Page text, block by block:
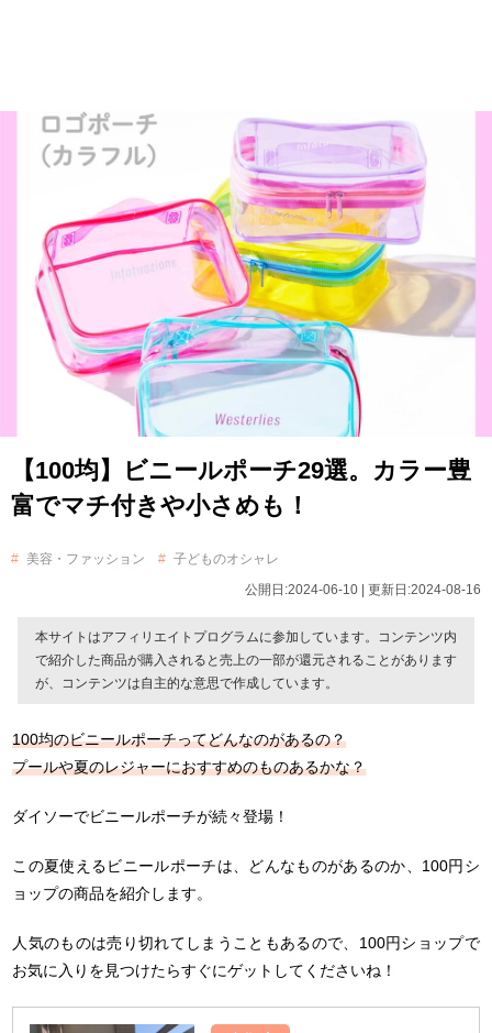
【100均】ビニールポーチ29選。カラー豊
富でマチ付きや小さめも！
美容・ファッション
子どものオシャレ
公開日:2024-06-10 | 更新日:2024-08-16
本サイトはアフィリエイトプログラムに参加しています。コンテンツ内
で紹介した商品が購入されると売上の一部が還元されることがあります
が、コンテンツは自主的な意思で作成しています。
100均のビニールポーチってどんなのがあるの？
プールや夏のレジャーにおすすめのものあるかな？
ダイソーでビニールポーチが続々登場！
この夏使えるビニールポーチは、どんなものがあるのか、100円シ
ョップの商品を紹介します。
人気のものは売り切れてしまうこともあるので、100円ショップで
お気に入りを見つけたらすぐにゲットしてくださいね！